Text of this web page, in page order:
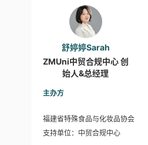
舒婷婷Sarah
ZMUni中贸合规中心 创
始人&总经理
主办方
福建省特殊食品与化妆品协会
支持单位：中贸合规中心